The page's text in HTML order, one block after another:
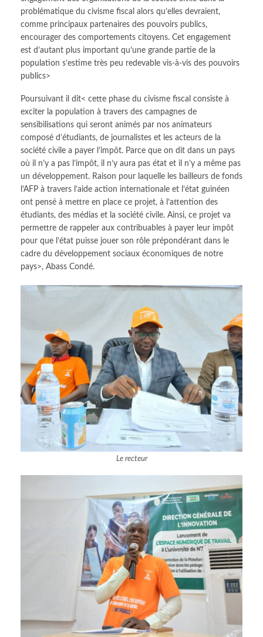
problématique du civisme fiscal alors qu’elles devraient,
comme principaux partenaires des pouvoirs publics,
encourager des comportements citoyens. Cet engagement
est d’autant plus important qu’une grande partie de la
population s’estime très peu redevable vis-à-vis des pouvoirs
publics>
Poursuivant il dit< cette phase du civisme fiscal consiste à
exciter la population à travers des campagnes de
sensibilisations qui seront animés par nos animateurs
composé d’étudiants, de journalistes et les acteurs de la
société civile a payer l’impôt. Parce que on dit dans un pays
où il n’y a pas l’impôt, il n’y aura pas état et il n’y a même pas
un développement. Raison pour laquelle les bailleurs de fonds
l’AFP à travers l’aide action internationale et l’état guinéen
ont pensé à mettre en place ce projet, à l’attention des
étudiants, des médias et la société civile. Ainsi, ce projet va
permettre de rappeler aux contribuables à payer leur impôt
pour que l’état puisse jouer son rôle prépondérant dans le
cadre du développement sociaux économiques de notre
pays>, Abass Condé.
Le recteur